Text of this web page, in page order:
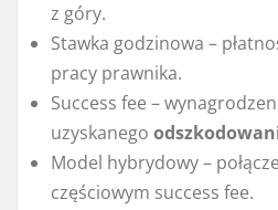
z góry.
Stawka godzinowa –
pracy prawnika.
Success fee –
uzyskanego
Model hybrydowy –
częściowym success fee.